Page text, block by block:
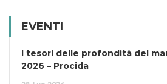
EVENTI
I tesori delle profondità del
2026 – Procida